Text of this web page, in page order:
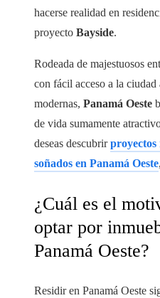
hacerse realidad en
proyecto Bayside.
Rodeada de majestuosos
con fácil acceso a la ciudad
modernas, Panamá Oeste
de vida sumamente
deseas descubrirproyectos
soñados en Panamá Oeste
¿Cuál es el
optar por
Panamá Oeste?
Residir en Panamá Oeste